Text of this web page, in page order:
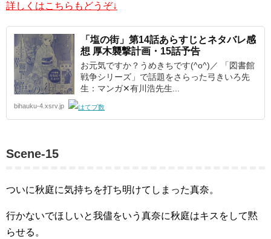
詳しくはこちらもどうぞ↓
「塩の街」第14話あらすじとネタバレ感
想 厚木襲撃計画・15話予告
お元気ですか？うめきちです(^o^)／ 「図書館
戦争シリーズ」で話題をさらった弓きいろ先
生：マンガ✕有川浩先生...
bihauku-4.xsrv.jp
Scene-15
ついに秋庭に気持ちを打ち明けてしまった真奈。
行かないでほしいと我儘をいう真奈に秋庭はキスをして黙
らせる。